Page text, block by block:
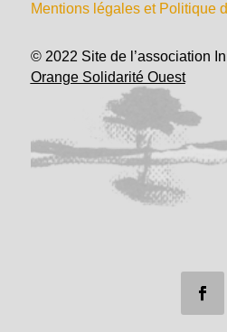
Mentions légales et Politique
© 2022 Site de l’association
Orange Solidarité Ouest